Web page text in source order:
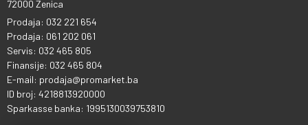
72000 Zenica
Prodaja: 032 221 654
Prodaja: 061 202 061
Servis: 032 465 805
Finansije: 032 465 804
E-mail: prodaja@promarket.ba
ID broj: 4218813920000
Sparkasse banka: 1995130039753810